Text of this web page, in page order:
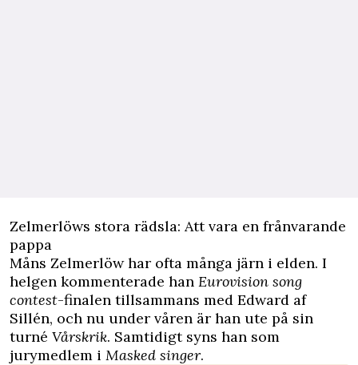
Zelmerlöws stora rädsla: Att vara en frånvarande
pappa
Måns Zelmerlöw har ofta många järn i elden. I
helgen kommenterade han Eurovision song
contest-finalen tillsammans med Edward af
Sillén, och nu under våren är han ute på sin
turné Vårskrik. Samtidigt syns han som
jurymedlem i Masked singer.